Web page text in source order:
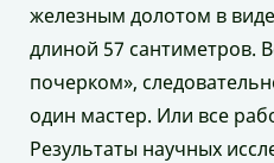
железным долотом в
длиной 57 сантиметров.
почерком»,
один мастер. Или все
Результаты научных